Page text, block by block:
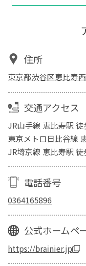
住所
東京都渋谷区恵比寿
交通アクセス
JR山手線 恵比寿駅
東京メトロ日比谷線
JR埼京線 恵比寿駅
電話番号
0364165896
公式ホームペ
https://brainier.jp